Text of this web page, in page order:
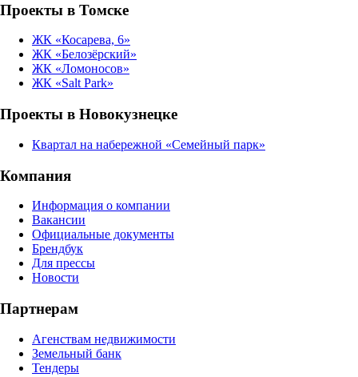
Проекты в Томске
ЖК «Косарева, 6»
ЖК «Белозёрский»
ЖК «Ломоносов»
ЖК «Salt Park»
Проекты в Новокузнецке
Квартал на набережной «Семейный парк»
Компания
Информация о компании
Вакансии
Официальные документы
Брендбук
Для прессы
Новости
Партнерам
Агенствам недвижимости
Земельный банк
Тендеры